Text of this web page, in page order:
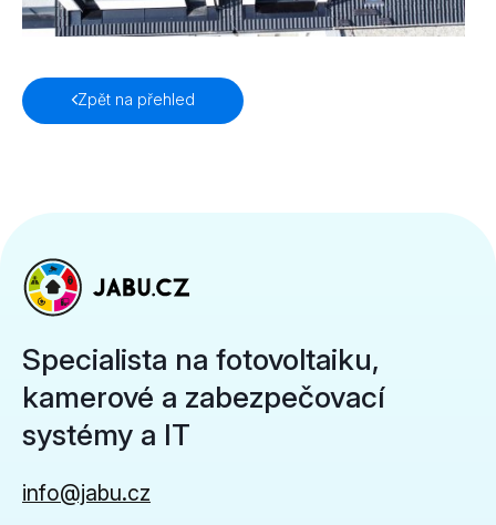
Zpět na přehled
Specialista na fotovoltaiku,
kamerové a zabezpečovací
systémy a IT
info@jabu.cz